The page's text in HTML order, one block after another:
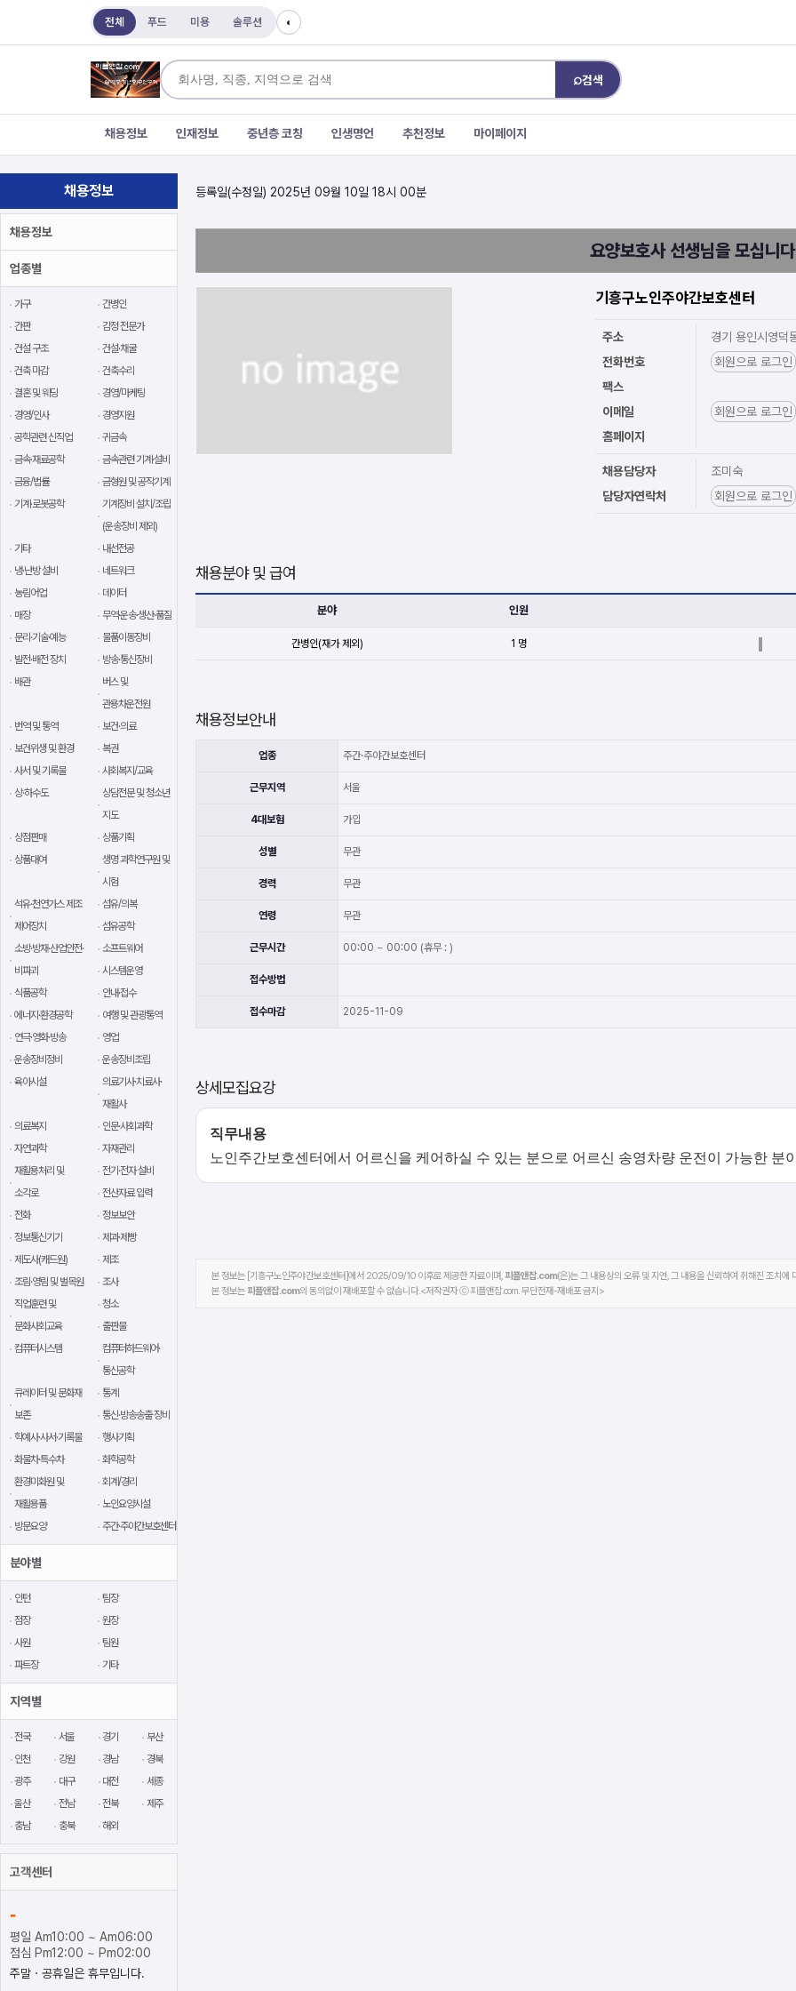
전체 푸드 미용 솔루션 ◐
⌕검색
채용정보 인재정보 중년층 코칭 인생명언 추천정보 마이페이지
채용정보
채용정보
업종별
가구
간병인
간판
감정 전문가
건설 구조
건설·채굴
건축 마감
건축수리
결혼 및 웨딩
경영/마케팅
경영/인사
경영지원
공학관련 신직업
귀금속
금속·재료공학
금속관련 기계·설비
금융/법률
금형원 및 공작기계
기계·로봇공학
기계장비 설치/조립
(운송장비 제외)
기타
내선전공
냉·난방 설비
네트워크
농림어업
데이터
매장
무역·운송·생산·품질
문리·기술·예능
물품이동장비
발전·배전 장치
방송·통신장비
배관
버스 및
관용차운전원
번역 및 통역
보건·의료
보건위생 및 환경
복권
사서 및 기록물
사회복지/교육
상·하수도
상담전문 및 청소년
지도
상점판매
상품기획
상품대여
생명 과학연구원 및
시험
석유·천연가스 제조
제어장치
섬유/의복
섬유공학
소방·방재·산업안전·
비파괴
소프트웨어
시스템운영
식품공학
안내·접수
에너지·환경공학
여행 및 관광통역
연극·영화·방송
영업
운송장비정비
운송장비조립
육아시설
의료기사·치료사·
재활사
의료복지
인문·사회과학
자연과학
자재관리
재활용처리 및
소각로
전기·전자 설비
전산자료 입력
전화
정보보안
정보통신기기
제과·제빵
제도사(캐드원)
제조
조림·영림 및 벌목원
조사
직업훈련 및
문화사회교육
청소
출판물
컴퓨터시스템
컴퓨터하드웨어·
통신공학
큐레이터 및 문화재
보존
통계
통신·방송송출 장비
학예사·사서·기록물
행사기획
화물차·특수차
화학공학
환경미화원 및
재활용품
회계/경리
노인요양시설
방문요양
주간·주야간보호센터
분야별
인턴
팀장
점장
원장
사원
팀원
파트장
기타
지역별
전국 서울 경기
부산
인천
강원 경남
경북
광주
대구 대전
세종
울산
전남 전북
제주
충남
충북 해외
고객센터
-
평일 Am10:00 ~ Am06:00
점심 Pm12:00 ~ Pm02:00
주말ㆍ공휴일은 휴무입니다.
등록일(수정일) 2025년 09월 10일 18시 00분
요양보호사 선생님을 모십니
기흥구노인주야간보호센터
주소
경기 용인시영덕
전화번호
회원으로 로그인
팩스
이메일
회원으로 로그인
홈페이지
채용담당자
조미숙
담당자연락처
회원으로 로그인
채용분야 및 급여
분야 인원
간병인(재가 제외) 1 명
채용정보안내
업종 주간·주야간보호센터
근무지역 서울
4대보험 가입
성별 무관
경력 무관
연령 무관
근무시간 00:00 ~ 00:00 (휴무 : )
접수방법
접수마감 2025-11-09
상세모집요강
직무내용
노인주간보호센터에서 어르신을 케어하실 수 있는 분으로 어르신 송영차량 운전이 가능한 분
본 정보는 [기흥구노인주야간보호센터]에서 2025/09/10 이후로 제공한 자료이며, 피플앤잡.com(은)는 그 내용상의 오류 및 지연, 그 내용을 신뢰하여 취해진 조치에
본 정보는 피플앤잡.com의 동의없이 재배포할 수 없습니다.<저작권자 ⓒ 피플앤잡.com. 무단전재-재배포 금지>